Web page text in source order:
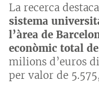
La recerca
sistema
l’àrea de
econòmic total
milions d’euros
per valor de